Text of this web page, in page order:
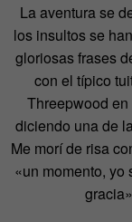
La aventura se
los insultos se
gloriosas frases
con el típico
Threepwood
diciendo una de
Me morí de risa
«un momento, yo